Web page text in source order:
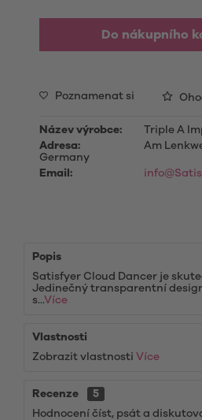
Do nákupního
Poznamenat si
Název výrobce:
Triple A
Adresa:
Am
Germany
Email:
Popis
Satisfyer Cloud Dancer je
Jedinečný transparentní
s...Více
Vlastnosti
Zobrazit vlastnosti Více
Recenze
5
Hodnocení číst, psát a